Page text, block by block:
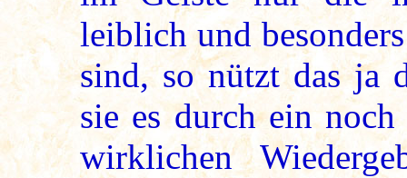
leiblich und
sind, so nützt das ja
sie es durch ein
wirklichen